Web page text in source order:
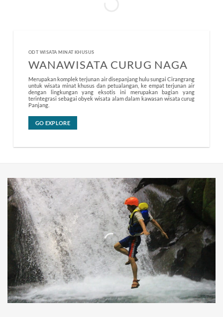
ODT WISATA MINAT KHUSUS
WANAWISATA CURUG NAGA
Merupakan komplek terjunan air disepanjang hulu sungai Cirangrang
untuk wisata minat khusus dan petualangan, ke empat terjunan air
dengan lingkungan yang eksotis ini merupakan bagian yang
terintegrasi sebagai obyek wisata alam dalam kawasan wisata curug
Panjang.
GO EXPLORE